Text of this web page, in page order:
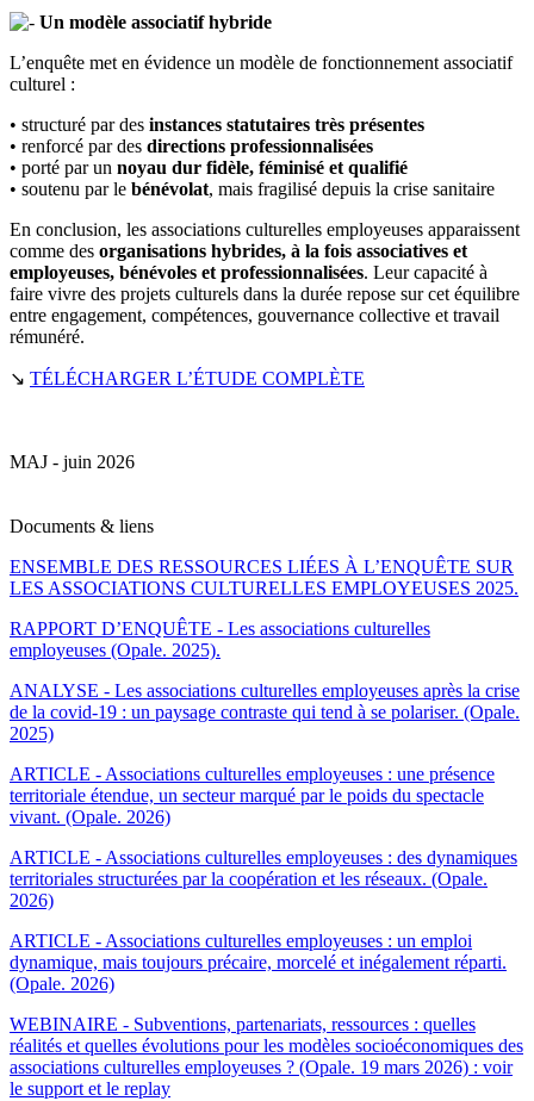
Un modèle associatif hybride
L’enquête met en évidence un modèle de fonctionnement associatif
culturel :
• structuré par des instances statutaires très présentes
• renforcé par des directions professionnalisées
• porté par un noyau dur fidèle, féminisé et qualifié
• soutenu par le bénévolat, mais fragilisé depuis la crise sanitaire
En conclusion, les associations culturelles employeuses apparaissent
comme des organisations hybrides, à la fois associatives et
employeuses, bénévoles et professionnalisées. Leur capacité à
faire vivre des projets culturels dans la durée repose sur cet équilibre
entre engagement, compétences, gouvernance collective et travail
rémunéré.
↘ TÉLÉCHARGER L’ÉTUDE COMPLÈTE
MAJ - juin 2026
Documents & liens
ENSEMBLE DES RESSOURCES LIÉES À L’ENQUÊTE SUR
LES ASSOCIATIONS CULTURELLES EMPLOYEUSES 2025.
RAPPORT D’ENQUÊTE - Les associations culturelles
employeuses (Opale. 2025).
ANALYSE - Les associations culturelles employeuses après la crise
de la covid-19 : un paysage contraste qui tend à se polariser. (Opale.
2025)
ARTICLE - Associations culturelles employeuses : une présence
territoriale étendue, un secteur marqué par le poids du spectacle
vivant. (Opale. 2026)
ARTICLE - Associations culturelles employeuses : des dynamiques
territoriales structurées par la coopération et les réseaux. (Opale.
2026)
ARTICLE - Associations culturelles employeuses : un emploi
dynamique, mais toujours précaire, morcelé et inégalement réparti.
(Opale. 2026)
WEBINAIRE - Subventions, partenariats, ressources : quelles
réalités et quelles évolutions pour les modèles socioéconomiques des
associations culturelles employeuses ? (Opale. 19 mars 2026) : voir
le support et le replay